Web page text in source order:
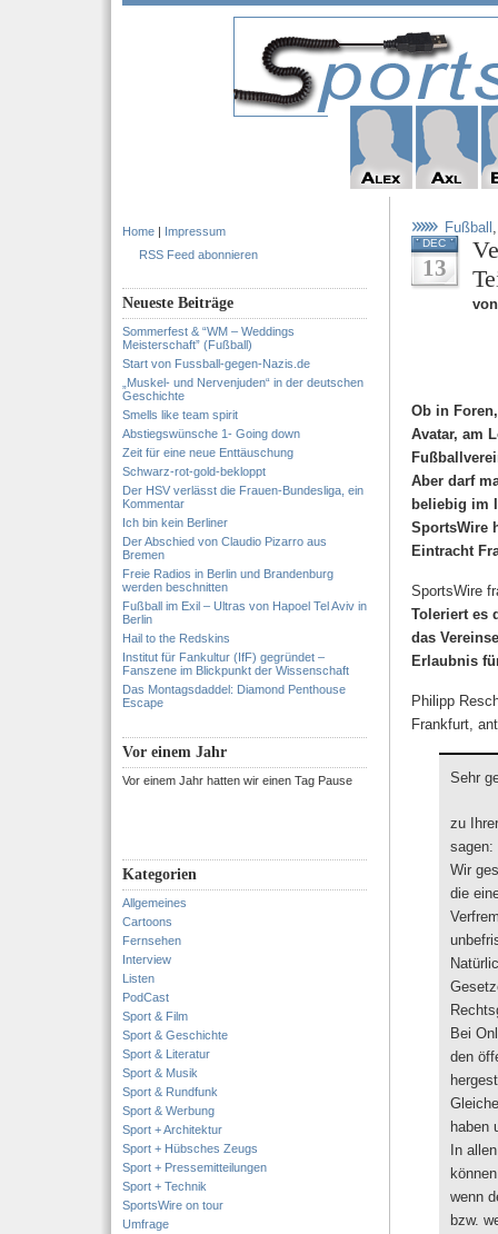
Home | Impressum
RSS Feed abonnieren
Neueste Beiträge
Sommerfest & “WM – Weddings
Meisterschaft” (Fußball)
Start von Fussball-gegen-Nazis.de
„Muskel- und Nervenjuden“ in der deutschen
Geschichte
Smells like team spirit
Abstiegswünsche 1- Going down
Zeit für eine neue Enttäuschung
Schwarz-rot-gold-bekloppt
Der HSV verlässt die Frauen-Bundesliga, ein
Kommentar
Ich bin kein Berliner
Der Abschied von Claudio Pizarro aus
Bremen
Freie Radios in Berlin und Brandenburg
werden beschnitten
Fußball im Exil – Ultras von Hapoel Tel Aviv in
Berlin
Hail to the Redskins
Institut für Fankultur (IfF) gegründet –
Fanszene im Blickpunkt der Wissenschaft
Das Montagsdaddel: Diamond Penthouse
Escape
Vor einem Jahr
Vor einem Jahr hatten wir einen Tag Pause
Kategorien
Allgemeines
Cartoons
Fernsehen
Interview
Listen
PodCast
Sport & Film
Sport & Geschichte
Sport & Literatur
Sport & Musik
Sport & Rundfunk
Sport & Werbung
Sport + Architektur
Sport + Hübsches Zeugs
Sport + Pressemitteilungen
Sport + Technik
SportsWire on tour
Umfrage
Fußball
DEC
13
Ob in
Avatar, am
Aber darf
beliebig im
SportsWire
Eintracht
SportsWire
Toleriert es
das
Erlaubnis
Philipp
Frankfurt,
Sehr
zu
sagen:
Wir
die
Bei
den
haben
In
wenn
bzw.